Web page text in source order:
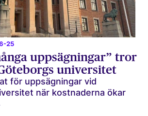
25
uppsägningar” tror
universitet
för uppsägningar vid
när kostnaderna ökar